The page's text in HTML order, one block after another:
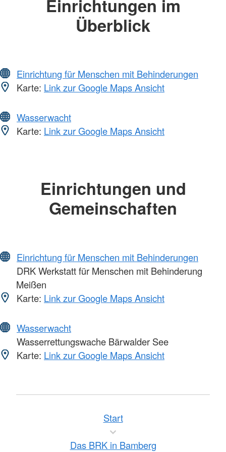
Einrichtungen im
Überblick
Einrichtung für Menschen mit Behinderungen
Karte: Link zur Google Maps Ansicht
Wasserwacht
Karte: Link zur Google Maps Ansicht
Einrichtungen und
Gemeinschaften
Einrichtung für Menschen mit Behinderungen
DRK Werkstatt für Menschen mit Behinderung
Meißen
Karte: Link zur Google Maps Ansicht
Wasserwacht
Wasserrettungswache Bärwalder See
Karte: Link zur Google Maps Ansicht
Start
Das BRK in Bamberg